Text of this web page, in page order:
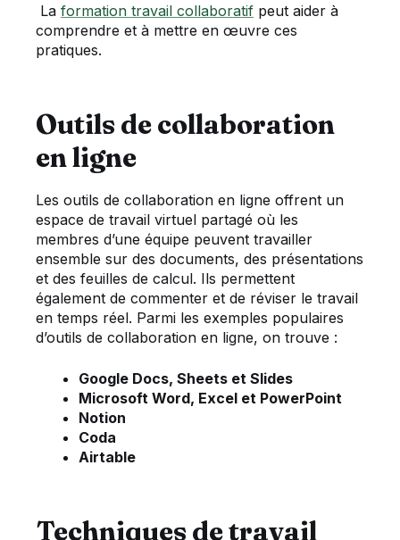
La formation travail collaboratif peut aider à
comprendre et à mettre en œuvre ces
pratiques.
Outils de collaboration
en ligne
Les outils de collaboration en ligne offrent un
espace de travail virtuel partagé où les
membres d’une équipe peuvent travailler
ensemble sur des documents, des présentations
et des feuilles de calcul. Ils permettent
également de commenter et de réviser le travail
en temps réel. Parmi les exemples populaires
d’outils de collaboration en ligne, on trouve :
Google Docs, Sheets et Slides
Microsoft Word, Excel et PowerPoint
Notion
Coda
Airtable
Techniques de travail